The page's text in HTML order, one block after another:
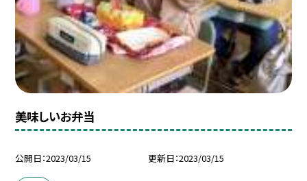
美味しいお弁当
公開日 2023/03/15 更新日 2023/03/15